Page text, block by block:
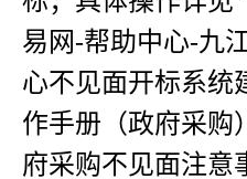
易网-帮助中心-九
心不见面开标系统
作手册（政府采购
府采购不见面注意